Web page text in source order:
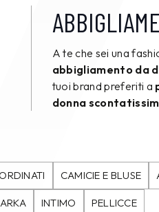
A te che sei una
abbigliamento da
tuoi brand preferiti a
donna
CAMICIE E BLUSE
INTIMO PELLICCE